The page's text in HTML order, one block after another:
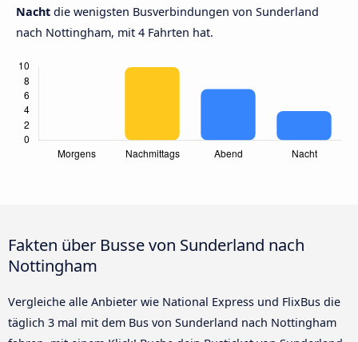
Nacht die wenigsten Busverbindungen von Sunderland
nach Nottingham, mit 4 Fahrten hat.
Fakten über Busse von Sunderland nach
Nottingham
Vergleiche alle Anbieter wie National Express und FlixBus die
täglich 3 mal mit dem Bus von Sunderland nach Nottingham